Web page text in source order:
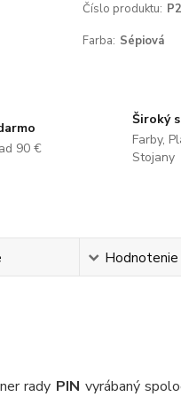
Číslo produktu:
Farba: Sépiová
90 €
Široký
Farby,
Stojany
Hodnotenie
rady PIN vyrábaný